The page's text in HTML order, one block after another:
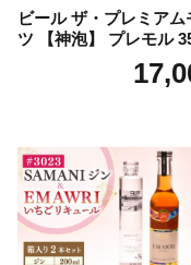
ビール ザ・プレミアム
ツ 【神泡】 プレモル
× 24本 サントリー〈天
ビール工場〉群馬※沖